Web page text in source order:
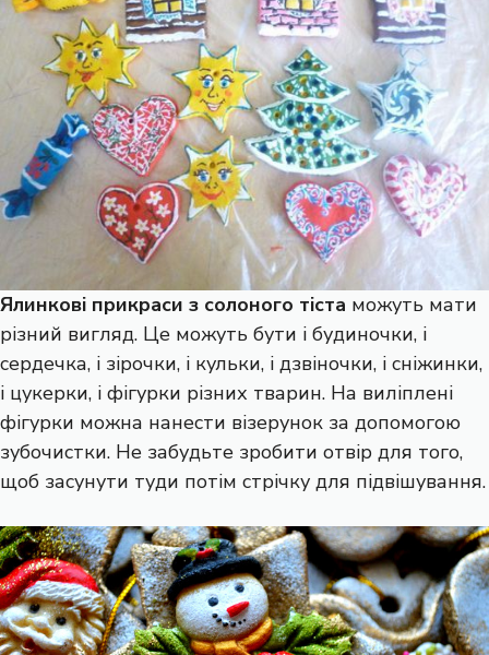
Ялинкові прикраси з солоного тіста можуть мати
різний вигляд. Це можуть бути і будиночки, і
сердечка, і зірочки, і кульки, і дзвіночки, і сніжинки,
і цукерки, і фігурки різних тварин. На виліплені
фігурки можна нанести візерунок за допомогою
зубочистки. Не забудьте зробити отвір для того,
щоб засунути туди потім стрічку для підвішування.